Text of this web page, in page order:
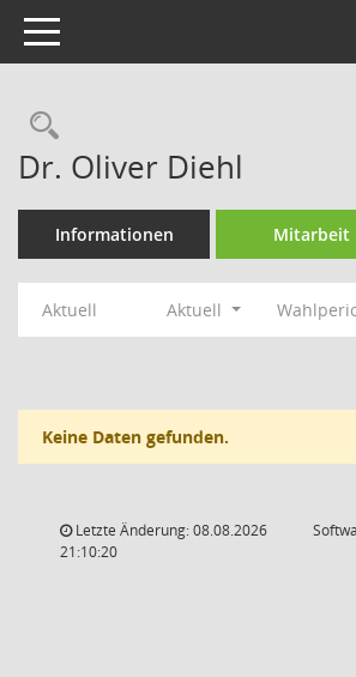
Toggle navigation
Rechercheauswahl
Dr. Oliver Diehl
Informationen Mitarbeit
Aktuell Aktuell
Keine Daten gefunden.
Letzte Änderung: 08.08.2026
21:10:20